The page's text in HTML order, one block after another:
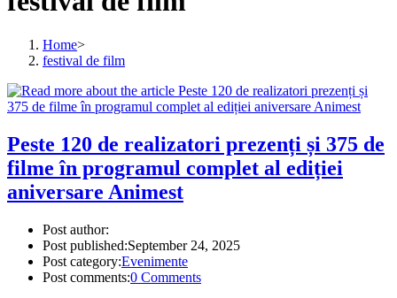
Home>
festival de film
Peste 120 de realizatori prezenți și 375 de
filme în programul complet al ediției
aniversare Animest
Post author:
Post published:September 24, 2025
Post category:Evenimente
Post comments:0 Comments